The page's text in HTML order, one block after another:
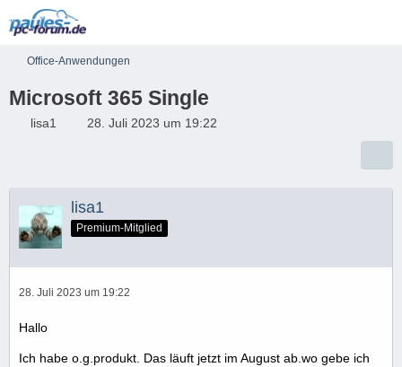
Office-Anwendungen
Microsoft 365 Single
lisa1 28. Juli 2023 um 19:22
lisa1
Premium-Mitglied
28. Juli 2023 um 19:22
Hallo
Ich habe o.g.produkt. Das läuft jetzt im August ab.wo gebe ich